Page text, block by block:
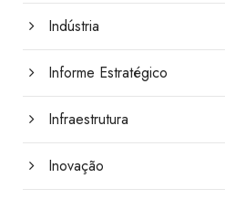
Indústria
Informe Estratégico
Infraestrutura
Inovação